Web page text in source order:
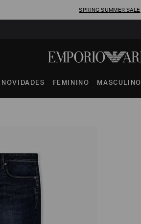
SPRING SUMMER SALE
NOVIDADES FEMININO MASCULINO